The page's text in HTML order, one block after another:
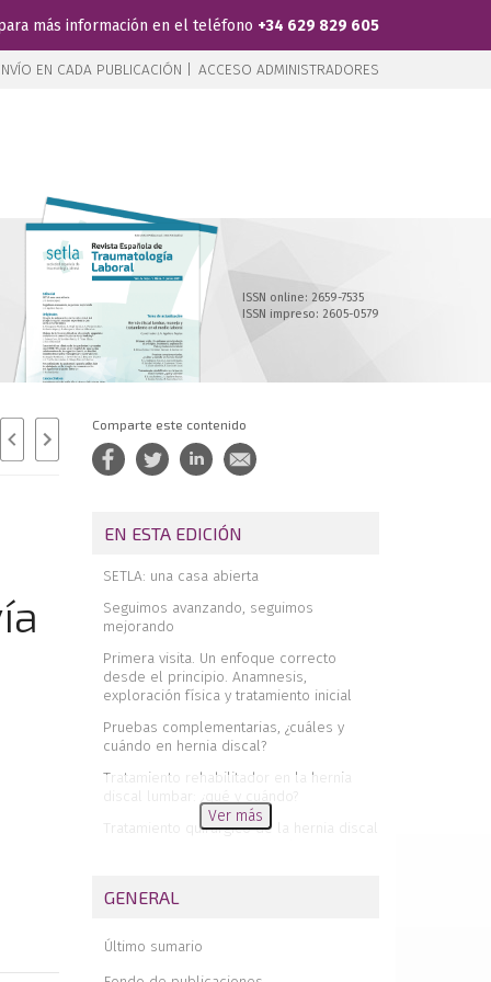
más información en el teléfono +34 629 829 605
EN CADA PUBLICACIÓN | ACCESO ADMINISTRADORES
ISSN online: 2659-7535
ISSN impreso: 2605-0579
Comparte este contenido
EN ESTA EDICIÓN
SETLA: una casa abierta
Seguimos avanzando, seguimos
mejorando
Primera visita. Un enfoque correcto
desde el principio. Anamnesis,
exploración física y tratamiento inicial
Pruebas complementarias, ¿cuáles y
cuándo en hernia discal?
Tratamiento rehabilitador en la hernia
Tratamiento quirúrgico de la hernia discal
distal del bíceps braquial: nuestra
experiencia con la vía anterior única
Ver más
GENERAL
Último sumario